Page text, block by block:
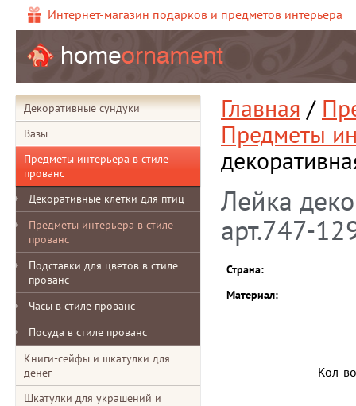
Интернет-магазин подарков и предметов интерьера
Главная /
Предметы
Лейка
арт.747-
Страна:
Материал:
Кол-
Декоративные сундуки
Вазы
Предметы интерьера в стиле
прованс
Декоративные клетки для птиц
Предметы интерьера в стиле
прованс
Подставки для цветов в стиле
прованс
Часы в стиле прованс
Посуда в стиле прованс
Книги-сейфы и шкатулки для
денег
Шкатулки для украшений и